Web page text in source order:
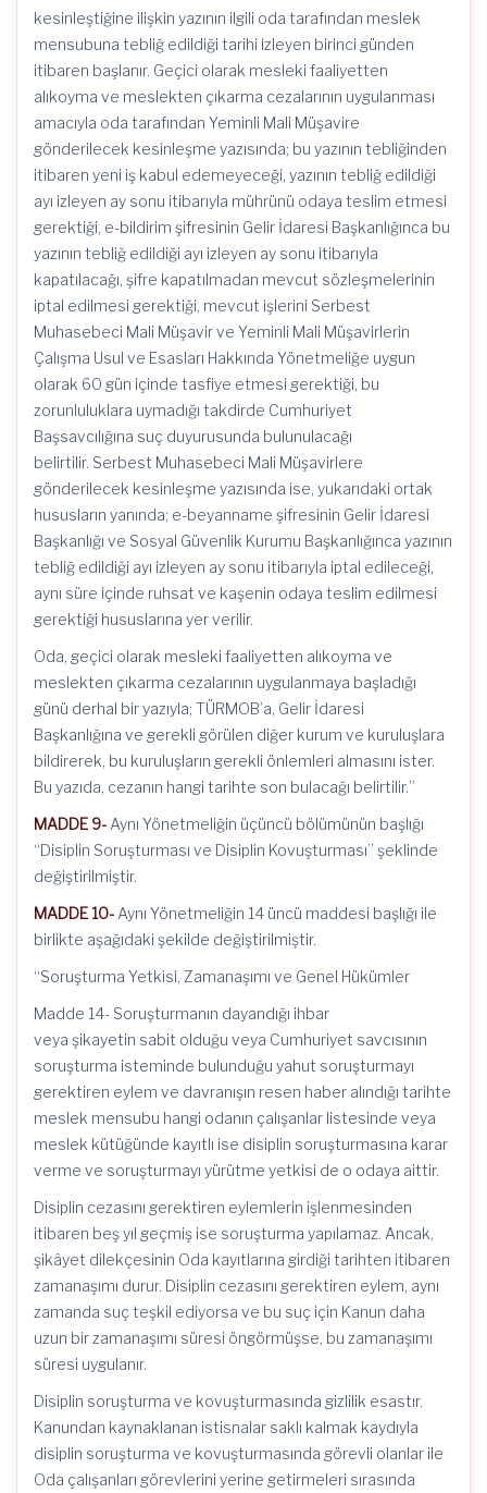
kesinleştiğine ilişkin yazının ilgili oda tarafından meslek
mensubuna tebliğ edildiği tarihi izleyen birinci günden
itibaren başlanır. Geçici olarak mesleki faaliyetten
alıkoyma ve meslekten çıkarma cezalarının uygulanması
amacıyla oda tarafından Yeminli Mali Müşavire
gönderilecek kesinleşme yazısında; bu yazının tebliğinden
itibaren yeni iş kabul edemeyeceği, yazının tebliğ edildiği
ayı izleyen ay sonu itibarıyla mührünü odaya teslim etmesi
gerektiği, e-bildirim şifresinin Gelir İdaresi Başkanlığınca bu
yazının tebliğ edildiği ayı izleyen ay sonu itibarıyla
kapatılacağı, şifre kapatılmadan mevcut sözleşmelerinin
iptal edilmesi gerektiği, mevcut işlerini Serbest
Muhasebeci Mali Müşavir ve Yeminli Mali Müşavirlerin
Çalışma Usul ve Esasları Hakkında Yönetmeliğe uygun
olarak 60 gün içinde tasfiye etmesi gerektiği, bu
zorunluluklara uymadığı takdirde Cumhuriyet
Başsavcılığına suç duyurusunda bulunulacağı
belirtilir. Serbest Muhasebeci Mali Müşavirlere
gönderilecek kesinleşme yazısında ise, yukarıdaki ortak
hususların yanında; e-beyanname şifresinin Gelir İdaresi
Başkanlığı ve Sosyal Güvenlik Kurumu Başkanlığınca yazının
tebliğ edildiği ayı izleyen ay sonu itibarıyla iptal edileceği,
aynı süre içinde ruhsat ve kaşenin odaya teslim edilmesi
gerektiği hususlarına yer verilir.
Oda, geçici olarak mesleki faaliyetten alıkoyma ve
meslekten çıkarma cezalarının uygulanmaya başladığı
günü derhal bir yazıyla; TÜRMOB’a, Gelir İdaresi
Başkanlığına ve gerekli görülen diğer kurum ve kuruluşlara
bildirerek, bu kuruluşların gerekli önlemleri almasını ister.
Bu yazıda, cezanın hangi tarihte son bulacağı belirtilir.”
MADDE 9- Aynı Yönetmeliğin üçüncü bölümünün başlığı
“Disiplin Soruşturması ve Disiplin Kovuşturması” şeklinde
değiştirilmiştir.
MADDE 10- Aynı Yönetmeliğin 14 üncü maddesi başlığı ile
birlikte aşağıdaki şekilde değiştirilmiştir.
“Soruşturma Yetkisi, Zamanaşımı ve Genel Hükümler
Madde 14- Soruşturmanın dayandığı ihbar
veya şikayetin sabit olduğu veya Cumhuriyet savcısının
soruşturma isteminde bulunduğu yahut soruşturmayı
gerektiren eylem ve davranışın resen haber alındığı tarihte
meslek mensubu hangi odanın çalışanlar listesinde veya
meslek kütüğünde kayıtlı ise disiplin soruşturmasına karar
verme ve soruşturmayı yürütme yetkisi de o odaya aittir.
Disiplin cezasını gerektiren eylemlerin işlenmesinden
itibaren beş yıl geçmiş ise soruşturma yapılamaz. Ancak,
şikâyet dilekçesinin Oda kayıtlarına girdiği tarihten itibaren
zamanaşımı durur. Disiplin cezasını gerektiren eylem, aynı
zamanda suç teşkil ediyorsa ve bu suç için Kanun daha
uzun bir zamanaşımı süresi öngörmüşse, bu zamanaşımı
süresi uygulanır.
Disiplin soruşturma ve kovuşturmasında gizlilik esastır.
Kanundan kaynaklanan istisnalar saklı kalmak kaydıyla
disiplin soruşturma ve kovuşturmasında görevli olanlar ile
Oda çalışanları görevlerini yerine getirmeleri sırasında